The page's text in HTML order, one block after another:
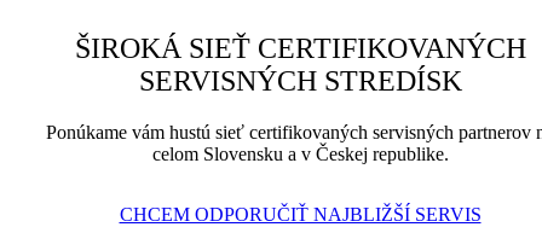
ŠIROKÁ SIEŤ CERTIFIKOVANÝCH
SERVISNÝCH STREDÍSK
Ponúkame vám hustú sieť certifikovaných servisných partnerov
celom Slovensku a v Českej republike.
CHCEM ODPORUČIŤ NAJBLIŽŠÍ SERVIS